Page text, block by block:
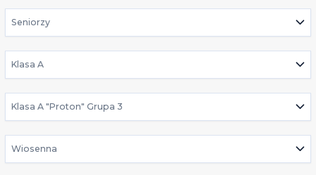
Seniorzy
Klasa A
Klasa A "Proton" Grupa 3
Wiosenna